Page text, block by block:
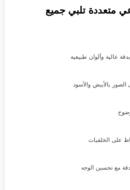
متعددة تلبي جميع
عالية وألوان طبيعية
الصور بالأبيض والأسود
على الخلفيات
مع تحسين الوجه